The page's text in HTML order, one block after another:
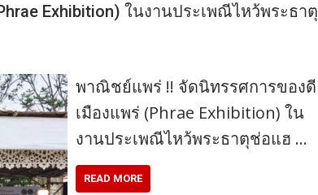
Exhibition) ในงานประเพณีไหว้พระธาตุ
พาณิชย์แพร่ !! จัดนิทรรศการของดี
เมืองแพร่ (Phrae Exhibition) ใน
งานประเพณีไหว้พระธาตุช่อแฮ …
READ MORE